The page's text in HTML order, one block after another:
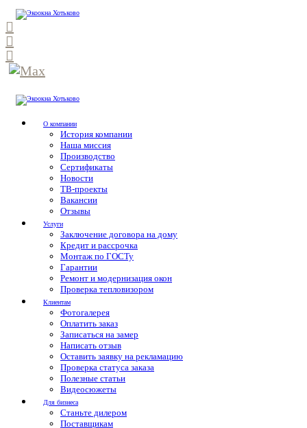
О компании
История компании
Наша миссия
Производство
Сертификаты
Новости
ТВ-проекты
Вакансии
Отзывы
Услуги
Заключение договора на дому
Кредит и рассрочка
Монтаж по ГОСТу
Гарантии
Ремонт и модернизация окон
Проверка тепловизором
Клиентам
Фотогалерея
Оплатить заказ
Записаться на замер
Написать отзыв
Оставить заявку на рекламацию
Проверка статуса заказа
Полезные статьи
Видеосюжеты
Для бизнеса
Станьте дилером
Поставщикам